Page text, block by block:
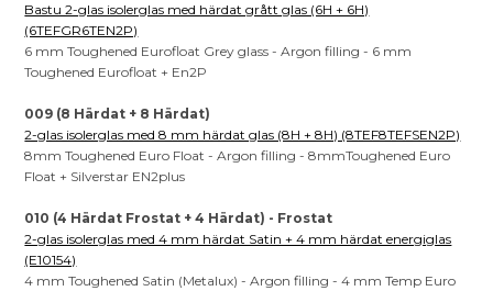
Bastu 2-glas isolerglas med härdat grått glas (6H + 6H)
(6TEFGR6TEN2P)
6 mm Toughened Eurofloat Grey glass - Argon filling - 6 mm
Toughened Eurofloat + En2P
009 (8 Härdat + 8 Härdat)
2-glas isolerglas med 8 mm härdat glas (8H + 8H) (8TEF8TEFSEN2P)
8mm Toughened Euro Float - Argon filling - 8mmToughened Euro
Float + Silverstar EN2plus
010 (4 Härdat Frostat + 4 Härdat) - Frostat
2-glas isolerglas med 4 mm härdat Satin + 4 mm härdat energiglas
(E10154)
4 mm Toughened Satin (Metalux) - Argon filling - 4 mm Temp Euro